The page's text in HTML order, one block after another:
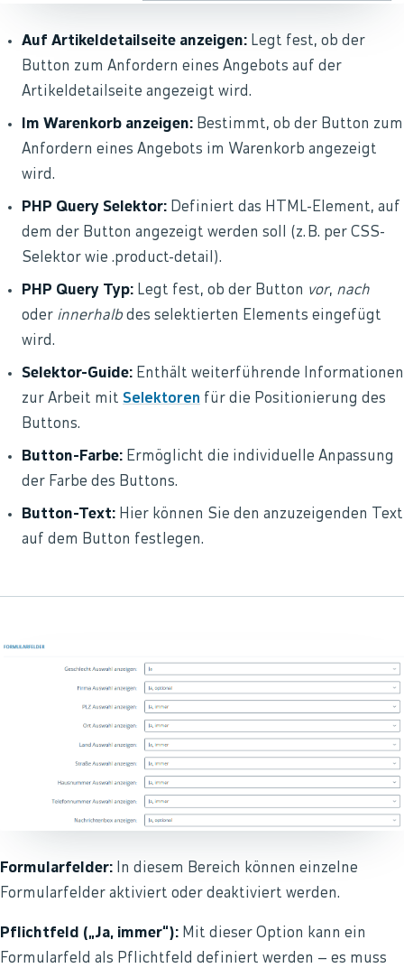
Auf Artikeldetailseite anzeigen: Legt fest, ob der
Button zum Anfordern eines Angebots auf der
Artikeldetailseite angezeigt wird.
Im Warenkorb anzeigen: Bestimmt, ob der Button zum
Anfordern eines Angebots im Warenkorb angezeigt
wird.
PHP Query Selektor: Definiert das HTML-Element, auf
dem der Button angezeigt werden soll (z. B. per CSS-
Selektor wie .product-detail).
PHP Query Typ: Legt fest, ob der Button vor, nach
oder innerhalb des selektierten Elements eingefügt
wird.
Selektor-Guide: Enthält weiterführende Informationen
zur Arbeit mit Selektoren für die Positionierung des
Buttons.
Button-Farbe: Ermöglicht die individuelle Anpassung
der Farbe des Buttons.
Button-Text: Hier können Sie den anzuzeigenden Text
auf dem Button festlegen.
Formularfelder: In diesem Bereich können einzelne
Formularfelder aktiviert oder deaktiviert werden.
Pflichtfeld („Ja, immer“): Mit dieser Option kann ein
Formularfeld als Pflichtfeld definiert werden – es muss